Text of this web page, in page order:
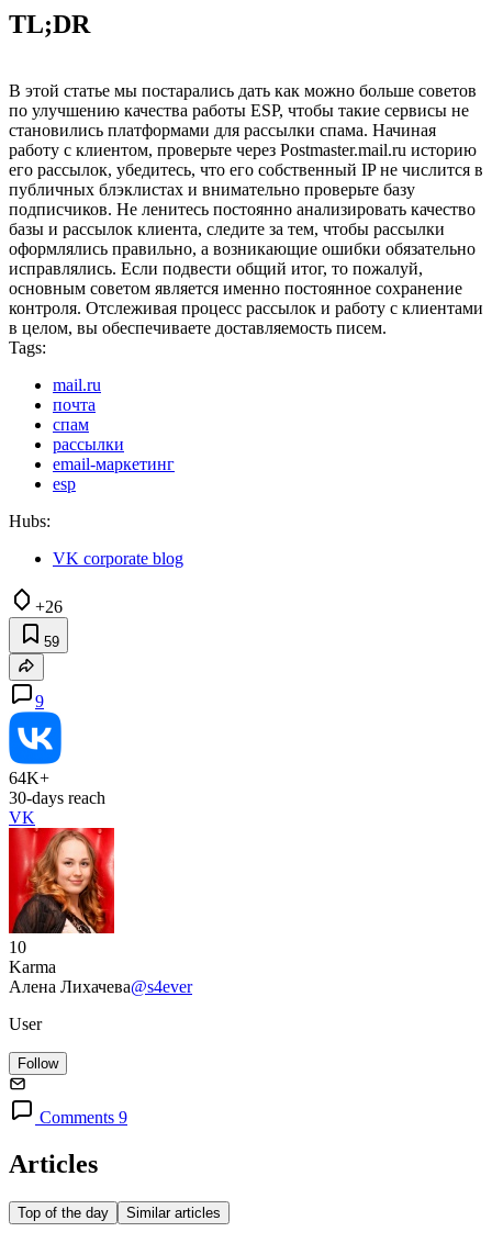
TL;DR
В этой статье мы постарались дать как можно больше советов
по улучшению качества работы ESP, чтобы такие сервисы не
становились платформами для рассылки спама. Начиная
работу с клиентом, проверьте через Postmaster.mail.ru историю
его рассылок, убедитесь, что его собственный IP не числится в
публичных блэклистах и внимательно проверьте базу
подписчиков. Не ленитесь постоянно анализировать качество
базы и рассылок клиента, следите за тем, чтобы рассылки
оформлялись правильно, а возникающие ошибки обязательно
исправлялись. Если подвести общий итог, то пожалуй,
основным советом является именно постоянное сохранение
контроля. Отслеживая процесс рассылок и работу с клиентами
в целом, вы обеспечиваете доставляемость писем.
Tags:
mail.ru
почта
спам
рассылки
email-маркетинг
esp
Hubs:
VK corporate blog
+26
59
9
64K+
30-days reach
VK
10
Karma
Алена Лихачева@s4ever
User
Follow
Comments 9
Articles
Top of the day Similar articles